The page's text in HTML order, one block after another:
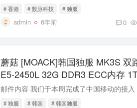
# 香港 # 数脉科技 # 独服
admin 6年前 0
蘑菇 [MOACK]韩国独服 MK3S 双路 Intel
E5-2450L 32G DDR3 ECC内存
使用优惠码仅售28.71美金 全系列促销公
告及中国移动路由优化
# 独服 # 韩国 # 韩国独服